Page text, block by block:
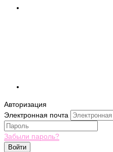
Авторизация
Электронная почта
Забыли пароль?
Войти